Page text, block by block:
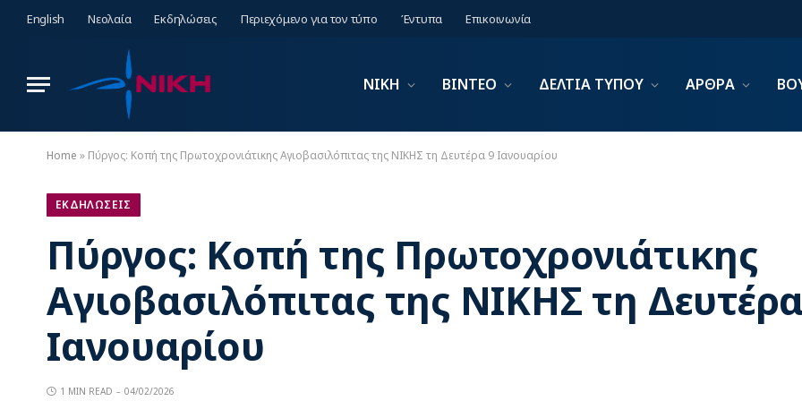
English Νεολαία Εκδηλώσεις Περιεχόμενο για τον τύπο Έντυπα Επικοινωνία
ΝΙΚΗ ΒΙΝΤΕΟ ΔΕΛΤΙΑ ΤΥΠΟΥ ΑΡΘΡΑ
Home » Πύργος: Κοπή της Πρωτοχρονιάτικης Αγιοβασιλόπιτας της ΝΙΚΗΣ τη Δευτέρα 9 Ιανουαρίου
ΕΚΔΗΛΩΣΕΙΣ
Πύργος: Κοπή της Πρωτοχρονιάτικης
Αγιοβασιλόπιτας της ΝΙΚΗΣ τη
Ιανουαρίου
1 MIN READ 04/02/2026